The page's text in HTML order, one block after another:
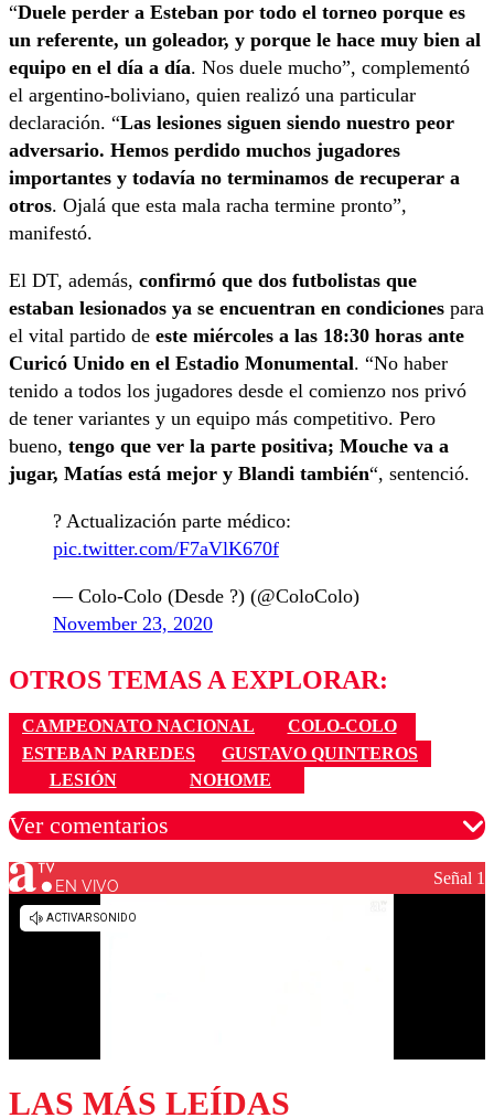
“Duele perder a Esteban por todo el torneo porque es
un referente, un goleador, y porque le hace muy bien al
equipo en el día a día. Nos duele mucho”, complementó
el argentino-boliviano, quien realizó una particular
declaración. “Las lesiones siguen siendo nuestro peor
adversario. Hemos perdido muchos jugadores
importantes y todavía no terminamos de recuperar a
otros. Ojalá que esta mala racha termine pronto”,
manifestó.
El DT, además, confirmó que dos futbolistas que
estaban lesionados ya se encuentran en condiciones para
el vital partido de este miércoles a las 18:30 horas ante
Curicó Unido en el Estadio Monumental. “No haber
tenido a todos los jugadores desde el comienzo nos privó
de tener variantes y un equipo más competitivo. Pero
bueno, tengo que ver la parte positiva; Mouche va a
jugar, Matías está mejor y Blandi también“, sentenció.
? Actualización parte médico:
pic.twitter.com/F7aVlK670f
— Colo-Colo (Desde ?) (@ColoColo)
November 23, 2020
OTROS TEMAS A EXPLORAR:
CAMPEONATO NACIONAL
COLO-COLO
ESTEBAN PAREDES
GUSTAVO QUINTEROS
LESIÓN
NOHOME
Ver comentarios
Los comentarios son moderados para garantizar un
EN VIVO Señal 1
LAS MÁS LEÍDAS